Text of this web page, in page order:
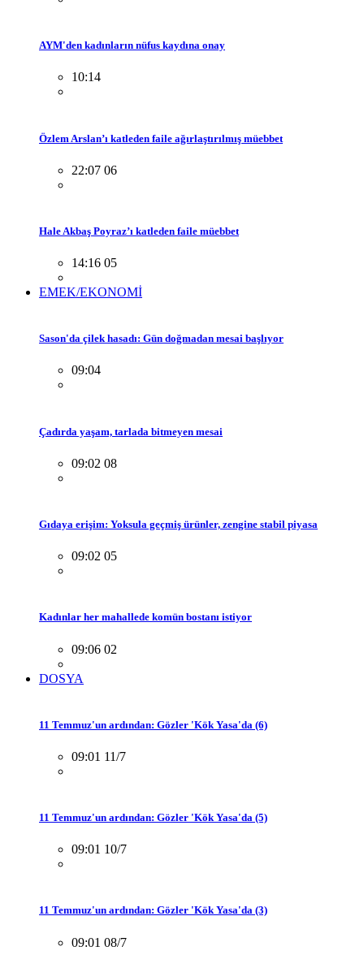
AYM'den kadınların nüfus kaydına onay
10:14
Özlem Arslan’ı katleden faile ağırlaştırılmış müebbet
22:07 06
Hale Akbaş Poyraz’ı katleden faile müebbet
14:16 05
EMEK/EKONOMİ
Sason'da çilek hasadı: Gün doğmadan mesai başlıyor
09:04
Çadırda yaşam, tarlada bitmeyen mesai
09:02 08
Gıdaya erişim: Yoksula geçmiş ürünler, zengine stabil piyasa
09:02 05
Kadınlar her mahallede komün bostanı istiyor
09:06 02
DOSYA
11 Temmuz'un ardından: Gözler 'Kök Yasa'da (6)
09:01 11/7
11 Temmuz'un ardından: Gözler 'Kök Yasa'da (5)
09:01 10/7
11 Temmuz'un ardından: Gözler 'Kök Yasa'da (3)
09:01 08/7